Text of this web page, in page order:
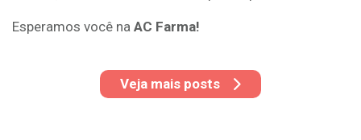
Esperamos você na AC Farma!
Veja mais posts